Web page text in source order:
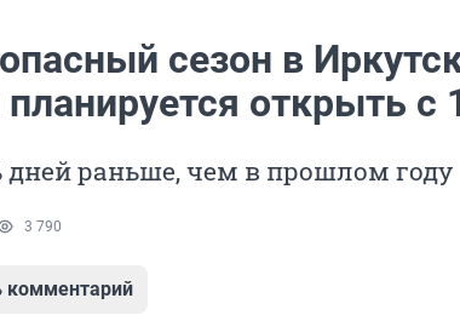
сезон в
планируется открыть с
дней раньше, чем в прошлом году
3 790
комментарий